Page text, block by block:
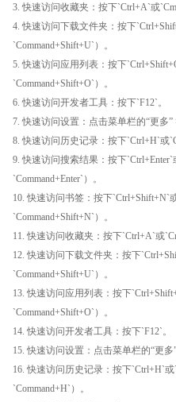
3. 快速访问收藏夹：按下`Ctrl+A`或
4. 快速访问下载文件夹：按下
`Command+Shift+U`）。
5. 快速访问应用列表：按下
`Command+Shift+O`）。
6. 快速访问开发者工具：按下`F12`。
7. 快速访问设置：点击菜单栏的“更多”
8. 快速访问历史记录：按下`Ctrl+H`或
9. 快速访问搜索结果：按下`Ctrl+Enter`
`Command+Enter`）。
10. 快速访问书签：按下`Ctrl+Shift+N`
`Command+Shift+N`）。
11. 快速访问收藏夹：按下`Ctrl+A`或
12. 快速访问下载文件夹：按下
`Command+Shift+U`）。
13. 快速访问应用列表：按下
`Command+Shift+O`）。
14. 快速访问开发者工具：按下`F12`。
15. 快速访问设置：点击菜单栏的“更多”
16. 快速访问历史记录：按下`Ctrl+H`
`Command+H`）。